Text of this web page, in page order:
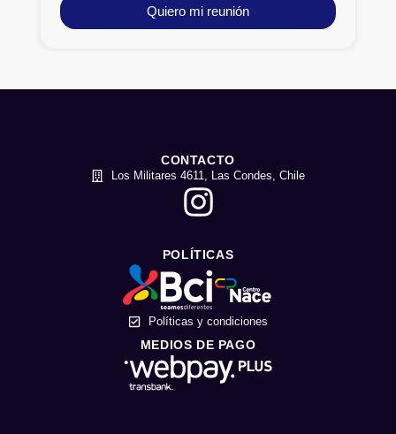
Quiero mi reunión
CONTACTO
Los Militares 4611, Las Condes, Chile
POLÍTICAS
Políticas y condiciones
MEDIOS DE PAGO